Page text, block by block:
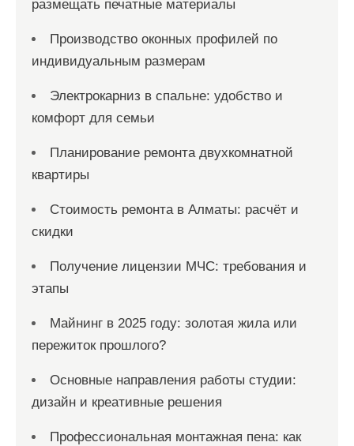
размещать печатные материалы
Производство оконных профилей по
индивидуальным размерам
Электрокарниз в спальне: удобство и
комфорт для семьи
Планирование ремонта двухкомнатной
квартиры
Стоимость ремонта в Алматы: расчёт и
скидки
Получение лицензии МЧС: требования и
этапы
Майнинг в 2025 году: золотая жила или
пережиток прошлого?
Основные направления работы студии:
дизайн и креативные решения
Профессиональная монтажная пена: как